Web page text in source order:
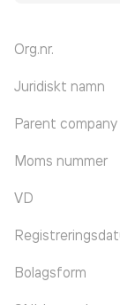
Org.nr.
Juridiskt namn
Parent company
Moms nummer
VD
Bolagsform